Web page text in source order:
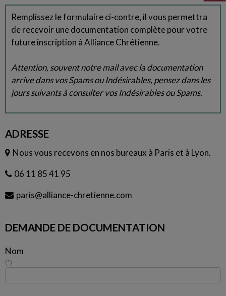
Remplissez le formulaire ci-contre, il vous permettra
de recevoir une documentation complète pour votre
future inscription à Alliance Chrétienne.
Attention, souvent notre mail avec la documentation
arrive dans vos Spams ou Indésirables, pensez dans les
jours suivants à consulter vos Indésirables ou Spams.
ADRESSE
Nous vous recevons en nos bureaux à Paris et à Lyon.
06 11 85 41 95
paris@alliance-chretienne.com
DEMANDE DE DOCUMENTATION
Nom
*